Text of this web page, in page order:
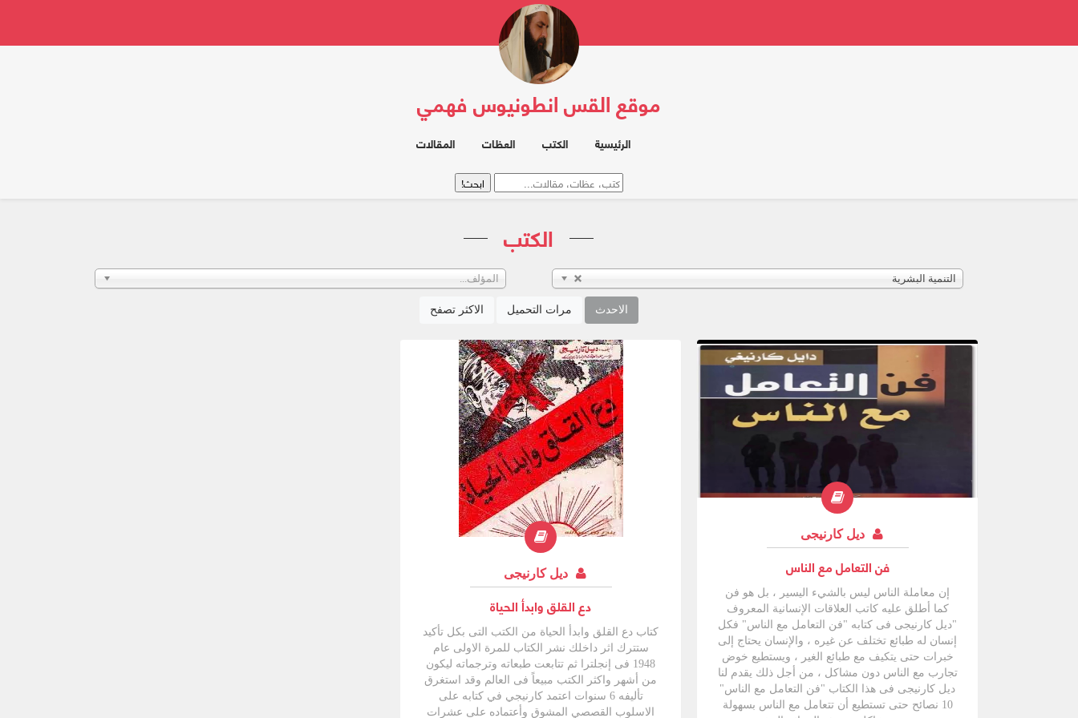
موقع القس انطونيوس فهمي
الرئيسية الكتب العظات المقالات
الكتب
المؤلف... التنمية البشرية
الاحدث مرات التحميل الاكثر تصفح
ديل كارنيجى
فن التعامل مع الناس
إن معاملة الناس ليس بالشيء اليسير ، بل هو فن
كما أطلق عليه كاتب العلاقات الإنسانية المعروف
"ديل كارنيجى فى كتابه "فن التعامل مع الناس" فكل
إنسان له طبائع تختلف عن غيره ، والإنسان يحتاج إلى
خبرات حتى يتكيف مع طبائع الغير ، ويستطيع خوض
تجارب مع الناس دون مشاكل ، من أجل ذلك يقدم لنا
ديل كارنيجى فى هذا الكتاب "فن التعامل مع الناس"
10 نصائح حتى تستطيع أن تتعامل مع الناس بسهولة
ديل كارنيجى
دع القلق وابدأ الحياة
كتاب دع القلق وابدأ الحياة من الكتب التى بكل تأكيد
ستترك اثر داخلك نشر الكتاب للمرة الاولى عام
1948 فى إنجلترا ثم تتابعت طبعاته وترجماته ليكون
من أشهر واكثر الكتب مبيعاً فى العالم وقد استغرق
تأليفه 6 سنوات اعتمد كارنيجي في كتابه على
الاسلوب القصصي المشوق وأعتماده على عشرات